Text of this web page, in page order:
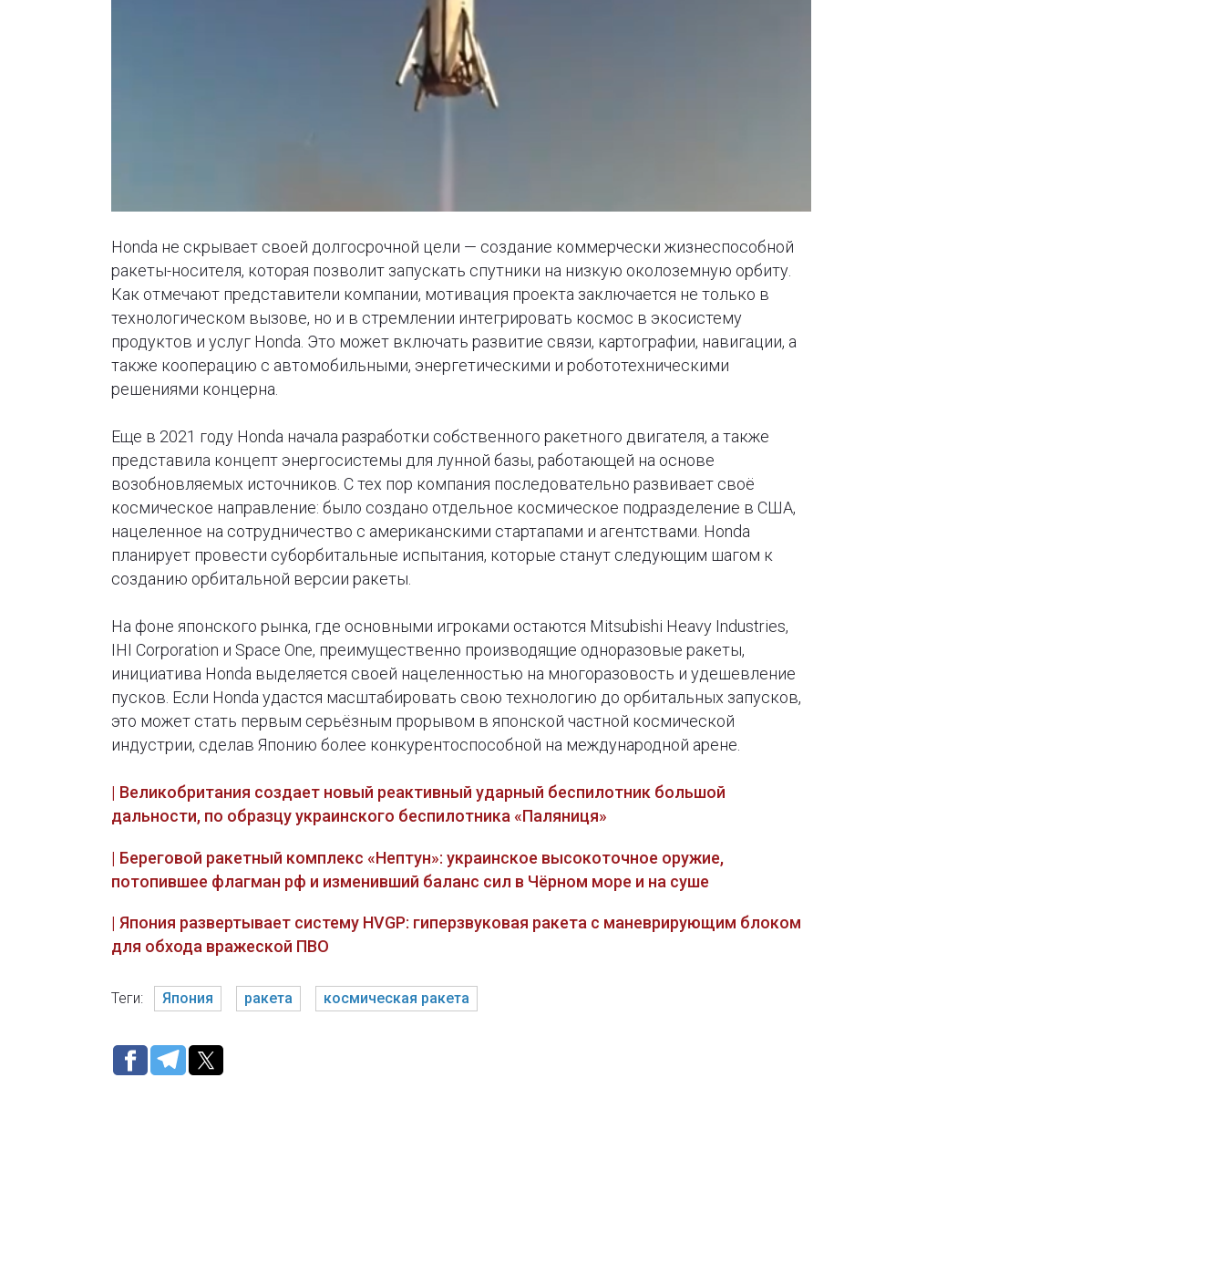
Honda не скрывает своей долгосрочной цели — создание коммерчески жизнеспособной
ракеты-носителя, которая позволит запускать спутники на низкую околоземную орбиту.
Как отмечают представители компании, мотивация проекта заключается не только в
технологическом вызове, но и в стремлении интегрировать космос в экосистему
продуктов и услуг Honda. Это может включать развитие связи, картографии, навигации, а
также кооперацию с автомобильными, энергетическими и робототехническими
решениями концерна.
Еще в 2021 году Honda начала разработки собственного ракетного двигателя, а также
представила концепт энергосистемы для лунной базы, работающей на основе
возобновляемых источников. С тех пор компания последовательно развивает своё
космическое направление: было создано отдельное космическое подразделение в США,
нацеленное на сотрудничество с американскими стартапами и агентствами. Honda
планирует провести суборбитальные испытания, которые станут следующим шагом к
созданию орбитальной версии ракеты.
На фоне японского рынка, где основными игроками остаются Mitsubishi Heavy Industries,
IHI Corporation и Space One, преимущественно производящие одноразовые ракеты,
инициатива Honda выделяется своей нацеленностью на многоразовость и удешевление
пусков. Если Honda удастся масштабировать свою технологию до орбитальных запусков,
это может стать первым серьёзным прорывом в японской частной космической
индустрии, сделав Японию более конкурентоспособной на международной арене.
| Великобритания создает новый реактивный ударный беспилотник большой
дальности, по образцу украинского беспилотника «Паляниця»
| Береговой ракетный комплекс «Нептун»: украинское высокоточное оружие,
потопившее флагман рф и изменивший баланс сил в Чёрном море и на суше
| Япония развертывает систему HVGP: гиперзвуковая ракета с маневрирующим блоком
для обхода вражеской ПВО
Теги: Япония ракета космическая ракета